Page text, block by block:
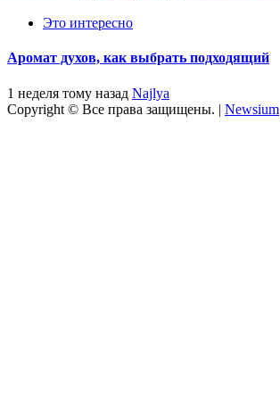
Это интересно
Аромат духов, как выбрать подходящий
1 неделя тому назад Najlya
Copyright © Все права защищены. | Newsium